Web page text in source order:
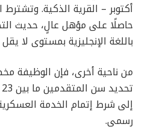
أكتوبر – القرية الذكية.
حاصلًا على مؤهل عالٍ، حديث
باللغة الإنجليزية بمستوى لا
من ناحية أخرى، فإن الوظيفة
إلى شرط إتمام الخدمة
رسمي.